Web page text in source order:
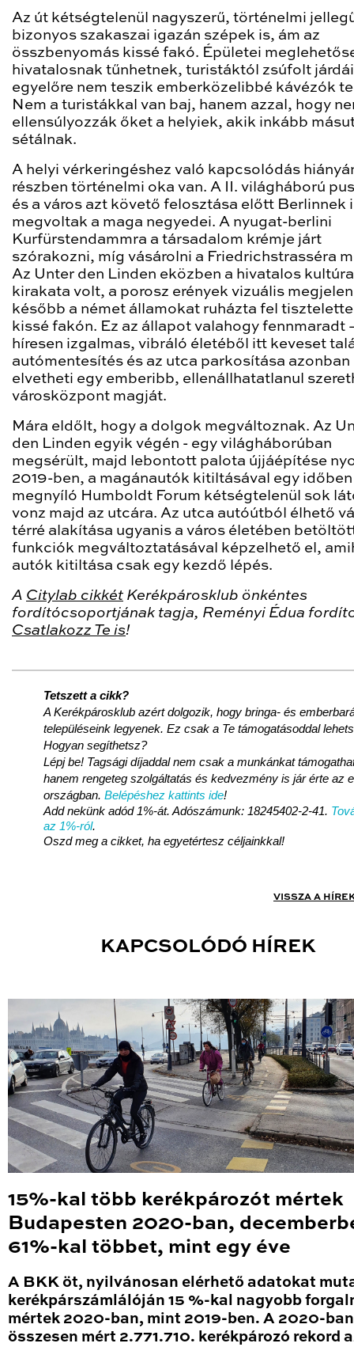
Az út kétségtelenül nagyszerű, történelmi
bizonyos szakaszai igazán szépek is, ám az
összbenyomás kissé fakó. Épületei
hivatalosnak tűnhetnek, turistáktól zsúfolt
egyelőre nem teszik emberközelibbé kávézók
Nem a turistákkal van baj, hanem azzal, hogy
ellensúlyozzák őket a helyiek, akik inkább
sétálnak.
A helyi vérkeringéshez való kapcsolódás
részben történelmi oka van. A II. világháború
és a város azt követő felosztása előtt Berlinnek
megvoltak a maga negyedei. A nyugat-berlini
Kurfürstendammra a társadalom krémje járt
szórakozni, míg vásárolni a Friedrichstrasséra
Az Unter den Linden eközben a hivatalos kultúra
kirakata volt, a porosz erények vizuális
később a német államokat ruházta fel
kissé fakón. Ez az állapot valahogy fennmaradt
híresen izgalmas, vibráló életéből itt keveset
autómentesítés és az utca parkosítása azonban
elvetheti egy emberibb, ellenállhatatlanul
városközpont magját.
Mára eldőlt, hogy a dolgok megváltoznak. Az
den Linden egyik végén - egy világháborúban
megsérült, majd lebontott palota újjáépítése
2019-ben, a magánautók kitiltásával egy időben
megnyíló Humboldt Forum kétségtelenül sok
vonz majd az utcára. Az utca autóútból élhető
térré alakítása ugyanis a város életében
funkciók megváltoztatásával képzelhető el,
autók kitiltása csak egy kezdő lépés.
A Citylab cikkét Kerékpárosklub önkéntes
fordítócsoportjának tagja, Reményi Édua
Csatlakozz Te is!
Tetszett a cikk?
A Kerékpárosklub azért dolgozik, hogy bringa- és
településeink legyenek. Ez csak a Te támogatásoddal
Hogyan segíthetsz?
Lépj be! Tagsági díjaddal nem csak a munkánkat
hanem rengeteg szolgáltatás és kedvezmény is jár érte az
országban. Belépéshez kattints ide!
Add nekünk adód 1%-át. Adószámunk: 18245402-2-41.
az 1%-ról.
Oszd meg a cikket, ha egyetértesz céljainkkal!
VISSZA A
KAPCSOLÓDÓ HÍREK
15%-kal több kerékpározót mértek
Budapesten 2020-ban,
61%-kal többet, mint egy éve
A BKK öt, nyilvánosan elérhető adatokat
kerékpárszámlálóján 15 %-kal nagyobb
mértek 2020-ban, mint 2019-ben. A 2020-ban
összesen mért 2.771.710. kerékpározó rekord